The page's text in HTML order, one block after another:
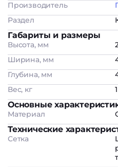
Производитель
Раздел
Габариты и размеры
Высота, мм
Ширина, мм
Глубина, мм
Вес, кг
1
Основные
Материал
Технические
Сетка